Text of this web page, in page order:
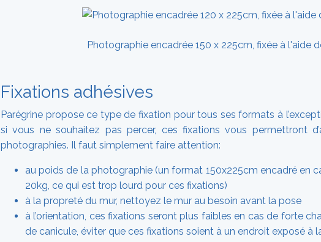
Photographie encadrée 150 x 225cm, fixée à l'aide
Fixations adhésives
Parégrine propose ce type de fixation pour tous ses formats à
si vous ne souhaitez pas percer, ces fixations vous permettront
photographies. Il faut simplement faire attention:
au poids de la photographie (un format 150x225cm encadré en
20kg, ce qui est trop lourd pour ces fixations)
à la propreté du mur, nettoyez le mur au besoin avant la pose
à l’orientation, ces fixations seront plus faibles en cas de forte
de canicule, éviter que ces fixations soient à un endroit exposé à